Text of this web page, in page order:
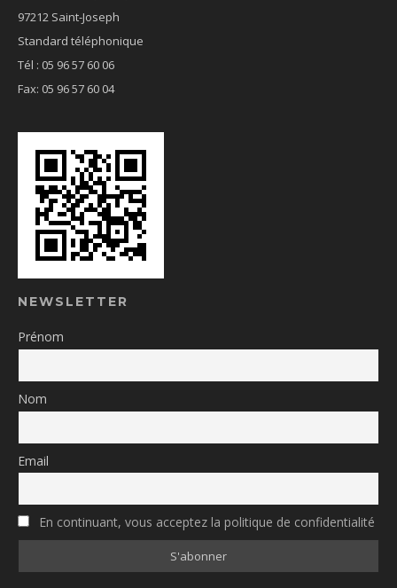
97212 Saint-Joseph
Standard téléphonique
Tél : 05 96 57 60 06
Fax: 05 96 57 60 04
NEWSLETTER
Prénom
Nom
Email
En continuant, vous acceptez la politique de confidentialité